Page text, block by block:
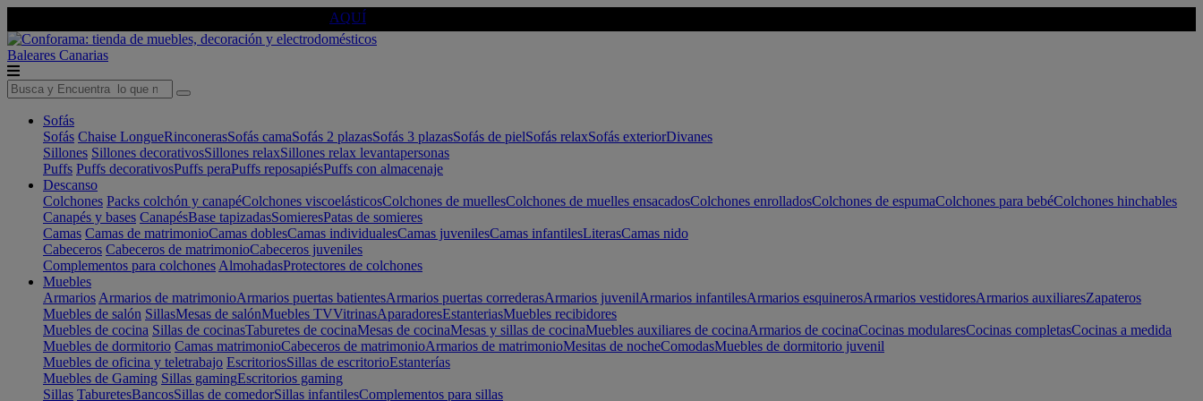
AQUÍ
Baleares Canarias
Sofás
Sofás Chaise LongueRinconerasSofás camaSofás 2 plazasSofás 3 plazasSofás de pielSofás relaxSofás exteriorDivanes
Sillones Sillones decorativosSillones relaxSillones relax levantapersonas
Puffs Puffs decorativosPuffs peraPuffs reposapiésPuffs con almacenaje
Descanso
Colchones Packs colchón y canapéColchones viscoelásticosColchones de muellesColchones de muelles ensacadosColchones enrolladosColchones de espumaColchones para bebéColchones hinchables
Canapés y bases CanapésBase tapizadasSomieresPatas de somieres
Camas Camas de matrimonioCamas doblesCamas individualesCamas juvenilesCamas infantilesLiterasCamas nido
Cabeceros Cabeceros de matrimonioCabeceros juveniles
Complementos para colchones AlmohadasProtectores de colchones
Muebles
Armarios Armarios de matrimonioArmarios puertas batientesArmarios puertas correderasArmarios juvenilArmarios infantilesArmarios esquinerosArmarios vestidoresArmarios auxiliaresZapateros
Muebles de salón SillasMesas de salónMuebles TVVitrinasAparadoresEstanteriasMuebles recibidores
Muebles de cocina Sillas de cocinasTaburetes de cocinaMesas de cocinaMesas y sillas de cocinaMuebles auxiliares de cocinaArmarios de cocinaCocinas modularesCocinas completasCocinas a medida
Muebles de dormitorio Camas matrimonioCabeceros de matrimonioArmarios de matrimonioMesitas de nocheComodasMuebles de dormitorio juvenil
Muebles de oficina y teletrabajo EscritoriosSillas de escritorioEstanterías
Muebles de Gaming Sillas gamingEscritorios gaming
Sillas TaburetesBancosSillas de comedorSillas infantilesComplementos para sillas